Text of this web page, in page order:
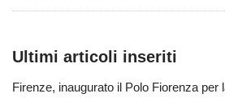
Ultimi articoli inseriti
Firenze, inaugurato il Polo Fiorenza per